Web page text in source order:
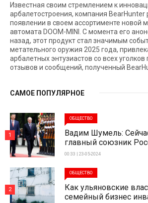
Известная своим стремлением к
арбалетостроения, компания BearHunter
появлении в своем ассортименте новой
автомата DOOM-MINI. С момента его
назад, этот продукт стал значимым
метательного оружия 2025 года,
арбалетных энтузиастов со всех
отзывов и сообщений, полученный
САМОЕ ПОПУЛЯРНОЕ
ОБЩЕСТВО
Вадим Шумель:
главный союзник
00:33 | 23-05-2024
1
ОБЩЕСТВО
Как ульяновские
семейный бизнес
2